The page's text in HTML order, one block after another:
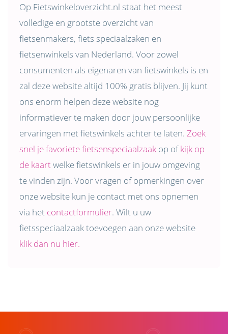
Op Fietswinkeloverzicht.nl staat het meest
volledige en grootste overzicht van
fietsenmakers, fiets speciaalzaken en
fietsenwinkels van Nederland. Voor zowel
consumenten als eigenaren van fietswinkels is en
zal deze website altijd 100% gratis blijven. Jij kunt
ons enorm helpen deze website nog
informatiever te maken door jouw persoonlijke
ervaringen met fietswinkels achter te laten. Zoek
snel je favoriete fietsenspeciaalzaakop ofkijk op
de kaartwelke fietswinkels er in jouw omgeving
te vinden zijn. Voor vragen of opmerkingen over
onze website kun je contact met ons opnemen
via het contactformulier. Wilt u uw
fietsspeciaalzaak toevoegen aan onze website
klik dan nu hier.